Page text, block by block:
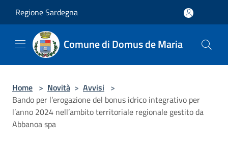
Regione Sardegna
Comune di Domus de Maria
Home > Novità > Avvisi >
Bando per l’erogazione del bonus idrico integrativo per
l’anno 2024 nell’ambito territoriale regionale gestito da
Abbanoa spa